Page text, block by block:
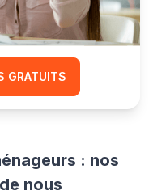
le coût
GRATUITS
: nos
nous